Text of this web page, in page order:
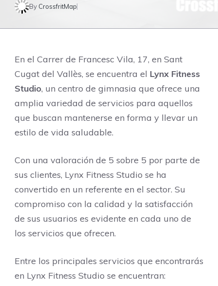
By CrossfritMap
En el Carrer de Francesc Vila, 17, en Sant
Cugat del Vallès, se encuentra el Lynx Fitness
Studio, un centro de gimnasia que ofrece una
amplia variedad de servicios para aquellos
que buscan mantenerse en forma y llevar un
estilo de vida saludable.
Con una valoración de 5 sobre 5 por parte de
sus clientes, Lynx Fitness Studio se ha
convertido en un referente en el sector. Su
compromiso con la calidad y la satisfacción
de sus usuarios es evidente en cada uno de
los servicios que ofrecen.
Entre los principales servicios que encontrarás
en Lynx Fitness Studio se encuentran: